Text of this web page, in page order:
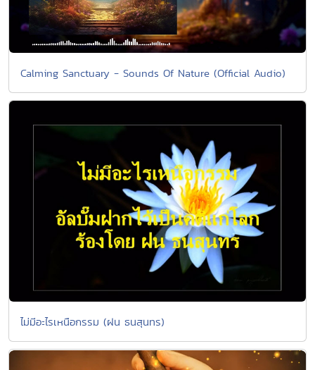
Calming Sanctuary - Sounds Of Nature (Official Audio)
ไม่มีอะไรเหนือกรรม (ฝน ธนสุนทร)